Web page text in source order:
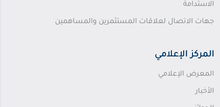
الاستدامة
جهات الاتصال لعلاقات المستثمرين والمساهمين
المركز الإعلامي
المعرض الإعلامي
الأخبار